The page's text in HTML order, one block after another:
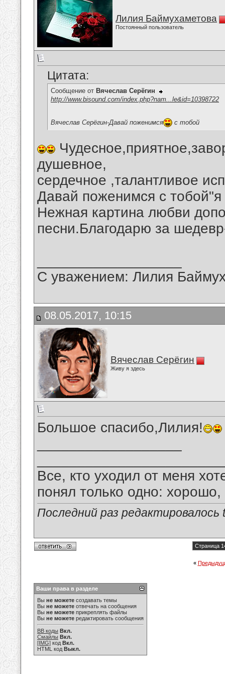
Лилия Баймухаметова
Постоянный пользователь
Цитата:
Сообщение от Вячеслав Серёгин
http://www.bisound.com/index.php?nam...le&id=10398722
Вячеслав Серёгин-Давай поженимся с тобой
душевное,
сердечное ,талантливое
Давай поженимся с
Нежная картина любви
песни.Благодарю за
С уважением: Лилия
08.05.2017, 10:15
Вячеслав Серёгин
Живу я здесь
Большое спасибо,Лилия!
Все, кто уходил от меня
понял только одно:
Последний раз
Страница
«
Ваши права в разделе
Вы не можете создавать темы
Вы не можете отвечать на сообщения
Вы не можете прикреплять файлы
Вы не можете редактировать сообщения
BB коды Вкл.
Смайлы Вкл.
[IMG] код Вкл.
HTML код Выкл.